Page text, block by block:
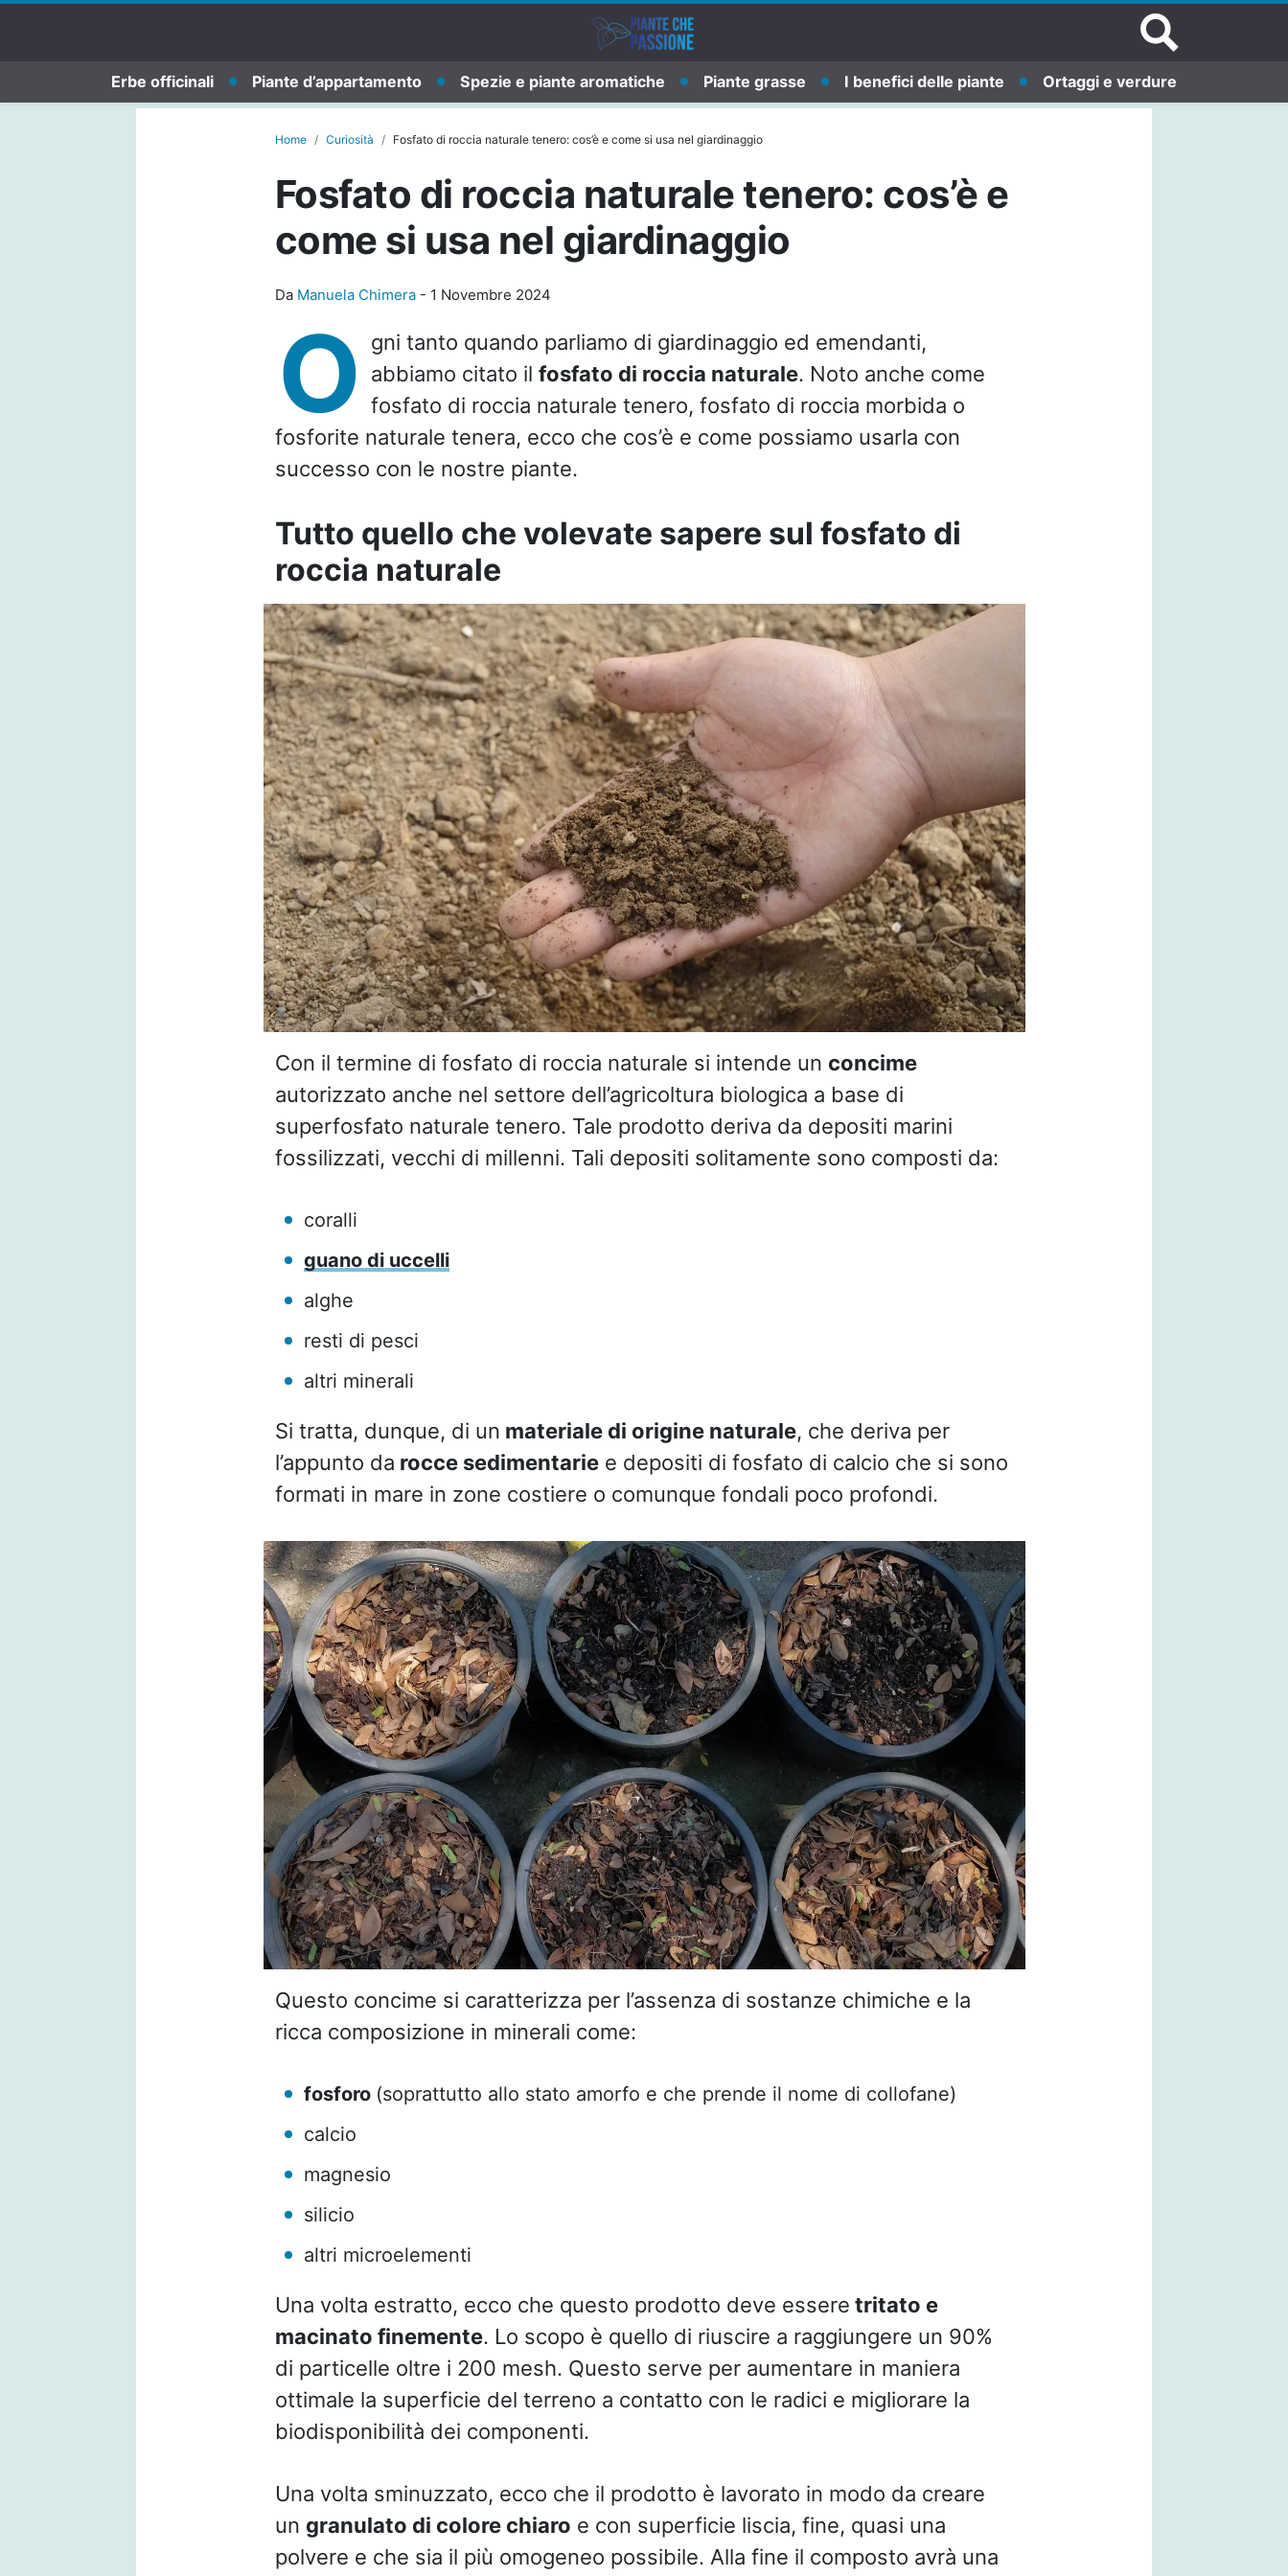
Erbe officinali Piante d’appartamento Spezie e piante aromatiche Piante grasse I benefici delle piante Ortaggi e verdure
Home Curiosità Fosfato di roccia naturale tenero: cos’è e come si usa nel giardinaggio
Fosfato di roccia naturale tenero: cos’è e
come si usa nel giardinaggio
Da Manuela Chimera- 1 Novembre 2024
O
gni tanto quando parliamo di giardinaggio ed emendanti,
abbiamo citato il fosfato di roccia naturale. Noto anche come
fosfato di roccia naturale tenero, fosfato di roccia morbida o
fosforite naturale tenera, ecco che cos’è e come possiamo usarla con
successo con le nostre piante.
Tutto quello che volevate sapere sul fosfato di
roccia naturale
Con il termine di fosfato di roccia naturale si intende un concime
autorizzato anche nel settore dell’agricoltura biologica a base di
superfosfato naturale tenero. Tale prodotto deriva da depositi marini
fossilizzati, vecchi di millenni. Tali depositi solitamente sono composti da:
coralli
guano di uccelli
alghe
resti di pesci
altri minerali
Si tratta, dunque, di un materiale di origine naturale, che deriva per
l’appunto da rocce sedimentariee depositi di fosfato di calcio che si sono
formati in mare in zone costiere o comunque fondali poco profondi.
Questo concime si caratterizza per l’assenza di sostanze chimiche e la
ricca composizione in minerali come:
fosforo (soprattutto allo stato amorfo e che prende il nome di collofane)
calcio
magnesio
silicio
altri microelementi
Una volta estratto, ecco che questo prodotto deve essere tritato e
macinato finemente. Lo scopo è quello di riuscire a raggiungere un 90%
di particelle oltre i 200 mesh. Questo serve per aumentare in maniera
ottimale la superficie del terreno a contatto con le radici e migliorare la
biodisponibilità dei componenti.
Una volta sminuzzato, ecco che il prodotto è lavorato in modo da creare
un granulato di colore chiaro e con superficie liscia, fine, quasi una
polvere e che sia il più omogeneo possibile. Alla fine il composto avrà una